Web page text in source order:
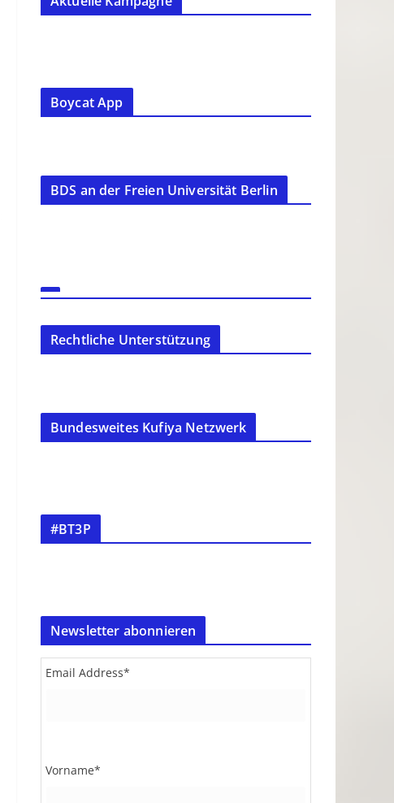
Boycat App
BDS an der Freien Universität Berlin
Rechtliche Unterstützung
Bundesweites Kufiya Netzwerk
#BT3P
Newsletter abonnieren
Email Address*
Vorname*